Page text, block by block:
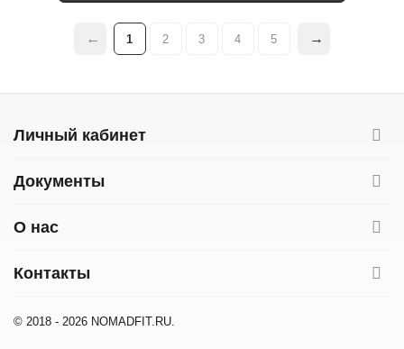
1 2 3 4 5
Личный кабинет
Документы
О нас
Контакты
© 2018 - 2026 NOMADFIT.RU.